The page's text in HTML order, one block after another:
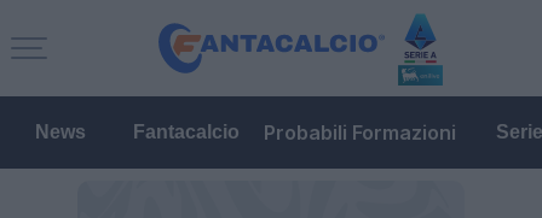
News Fantacalcio Probabili Formazioni